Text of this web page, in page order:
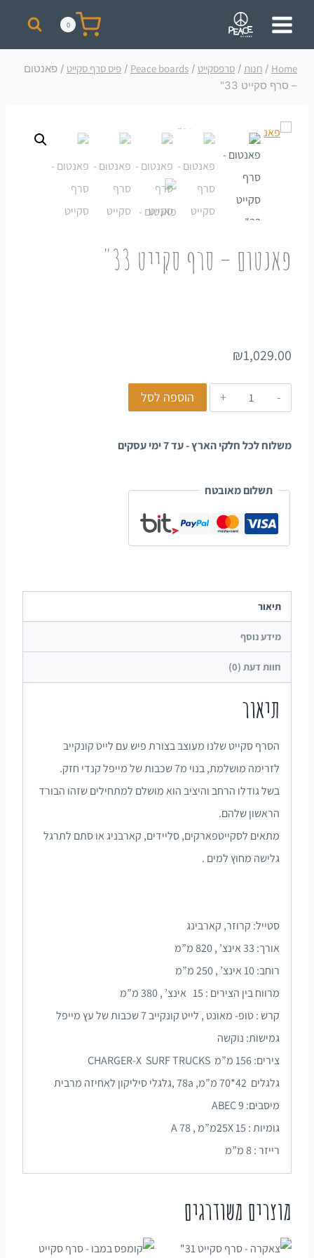
0
Home
/ חנות / סרפסקייט /
Peace boards
/ פיס סרף סקייט / פאנטום
– סרף סקייט 33"
פאנטום – סרף סקייט 33"
₪1,029.00
הוספה לסל
משלוח לכל חלקי הארץ - עד 7 ימי עסקים
תשלום מאובטח
תיאור
מידע נוסף
חוות דעת (0)
תיאור
הסרף סקייט שלנו מעוצב בצורת פיש עם לייט קונקייב
לזרימה מושלמת, בנוי מ7 שכבות של מייפל קנדי חזק.
בשל גודלו הרחב והיציב הוא מושלם למתחילים שזהו הבורד
הראשון שלהם.
מתאים לסקייטפארקים, סליידים, קארבניג או סתם לתרגל
גלישה מחוץ למים .
סטייל: קרוזר, קארבינג
אורך: 33 אינצ’ , 820 מ”מ
רוחב: 10 אינצ’ , 250 מ”מ
מרווח בין הצירים : 15 אינצ’ , 380 מ”מ
קרש : טופ- מאונט , לייט קונקייב 7 שכבות של עץ מייפל
גמישות: נוקשה
צירים: 156 מ”מ CHARGER-X SURF TRUCKS
גלגלים 42*70 מ”מ, 78a ,גלגלי סיליקון לאחיזה מרבית
מיסבים: 9 ABEC
גומיות : 15 25Xמ”מ , 78 A
רייזר : 8 מ”מ
מוצרים משודרגים